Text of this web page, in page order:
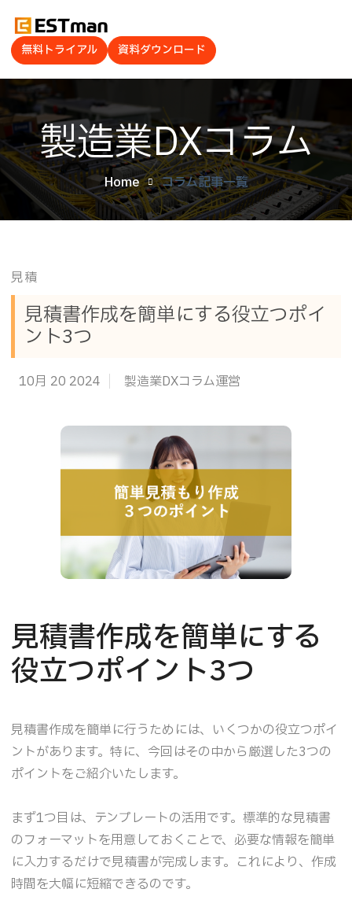
無料トライアル 資料ダウンロード
製造業DXコラム
Home コラム記事一覧
見積
見積書作成を簡単にする役立つポイ
ント3つ
10月 20 2024 製造業DXコラム運営
見積書作成を簡単にする
役立つポイント3つ
見積書作成を簡単に行うためには、いくつかの役立つポイ
ントがあります。特に、今回はその中から厳選した3つの
ポイントをご紹介いたします。
まず1つ目は、テンプレートの活用です。標準的な見積書
のフォーマットを用意しておくことで、必要な情報を簡単
に入力するだけで見積書が完成します。これにより、作成
時間を大幅に短縮できるのです。